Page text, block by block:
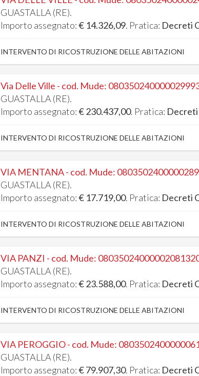
GUASTALLA (RE).
Importo assegnato:€ 14.326,09. Pratica: Decreti
INTERVENTO DI RICOSTRUZIONE DELLE ABITAZIONI
Via Delle Ville - cod. Mude:
GUASTALLA (RE).
Importo assegnato:€ 230.437,00. Pratica: Decreti
INTERVENTO DI RICOSTRUZIONE DELLE ABITAZIONI
VIA MENTANA - cod. Mude:
GUASTALLA (RE).
Importo assegnato:€ 17.719,00. Pratica: Decreti
INTERVENTO DI RICOSTRUZIONE DELLE ABITAZIONI
VIA PANZI - cod. Mude:
GUASTALLA (RE).
Importo assegnato:€ 23.588,00. Pratica: Decreti
INTERVENTO DI RICOSTRUZIONE DELLE ABITAZIONI
VIA PEROGGIO - cod. Mude:
GUASTALLA (RE).
Importo assegnato:€ 79.907,30. Pratica: Decreti